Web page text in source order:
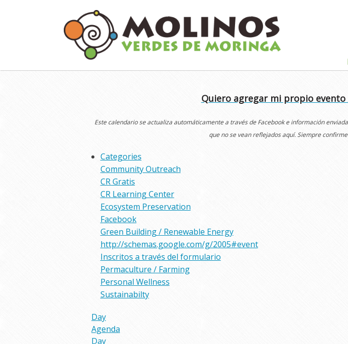
Quiero agregar mi propio
Este calendario se actualiza automáticamente a través de Facebook e información
que no se vean reflejados aquí. Siempre
Categories
Community Outreach
CR Gratis
CR Learning Center
Ecosystem Preservation
Facebook
Green Building / Renewable Energy
http://schemas.google.com/g/2005#event
Inscritos a través del formulario
Permaculture / Farming
Personal Wellness
Sustainabilty
Day
Agenda
Day